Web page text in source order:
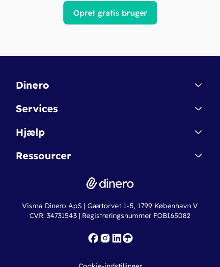
Opret gratis bruger
Dinero
Kontakt
Betingelser & Sikkerhed
Nye funktioner
Services
Dinero Starter
Dinero Pro
Erhvervslån
Fakturaskabeloner
Hjælp
Regnskabsordbogen
Online regnskabskurser
Ressourcer
Ny virksomhed
Iværksætterlegat
Visma Dinero ApS | Gærtorvet 1-5, 1799 København V
CVR: 34731543 | Registreringsnummer FOB165082